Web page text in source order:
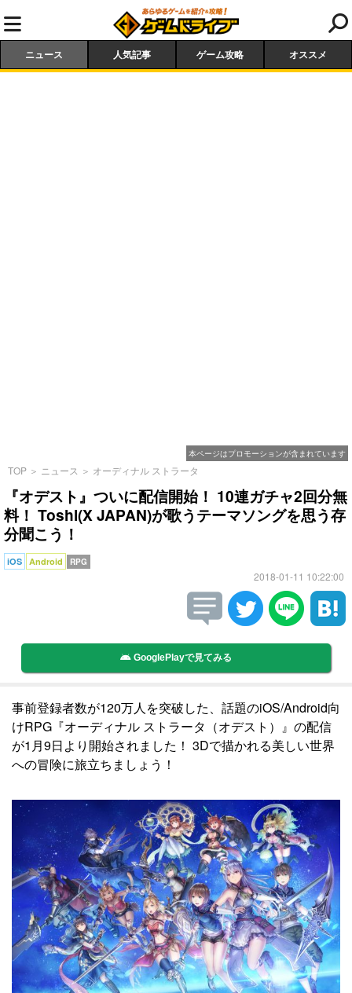
ニュース 人気記事 ゲーム攻略 オススメ
本ページはプロモーションが含まれています
TOP ＞ ニュース ＞ オーディナル ストラータ
『オデスト』ついに配信開始！ 10連ガチャ2回分無
料！ Toshl(X JAPAN)が歌うテーマソングを思う存
分聞こう！
iOS Android RPG
2018-01-11 10:22:00
GooglePlayで見てみる
事前登録者数が120万人を突破した、話題のiOS/Android向
けRPG『オーディナル ストラータ（オデスト）』の配信
が1月9日より開始されました！ 3Dで描かれる美しい世界
への冒険に旅立ちましょう！